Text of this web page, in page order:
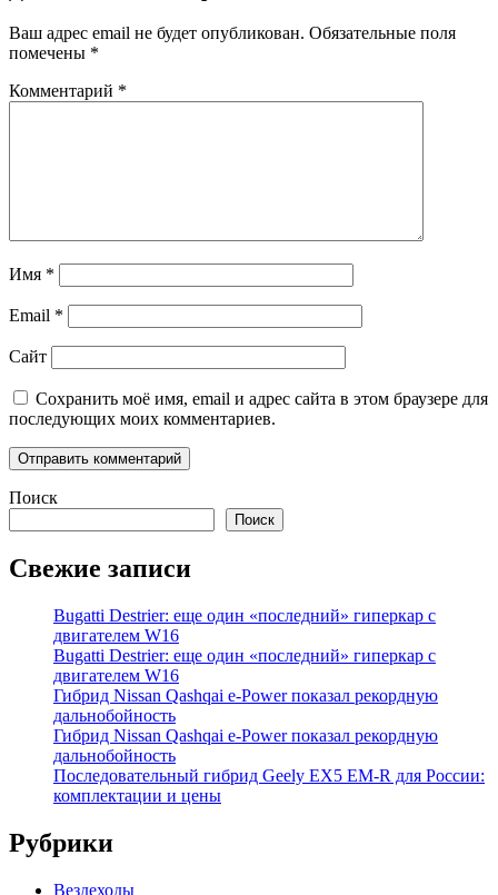
Ваш адрес email не будет опубликован. Обязательные поля
помечены *
Комментарий *
Имя *
Email *
Сайт
Сохранить моё имя, email и адрес сайта в этом браузере для
последующих моих комментариев.
Поиск
Поиск
Свежие записи
Bugatti Destrier: еще один «последний» гиперкар с
двигателем W16
Bugatti Destrier: еще один «последний» гиперкар с
двигателем W16
Гибрид Nissan Qashqai e-Power показал рекордную
дальнобойность
Гибрид Nissan Qashqai e-Power показал рекордную
дальнобойность
Последовательный гибрид Geely EX5 EM-R для России:
комплектации и цены
Рубрики
Вездеходы